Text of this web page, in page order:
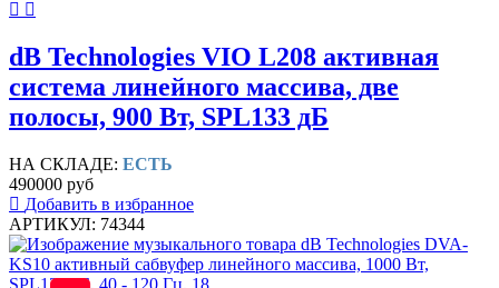
dB Technologies VIO L208 активная
система линейного массива, две
полосы, 900 Вт, SPL133 дБ
НА СКЛАДЕ: ЕСТЬ
490000 руб
Добавить в избранное
АРТИКУЛ: 74344